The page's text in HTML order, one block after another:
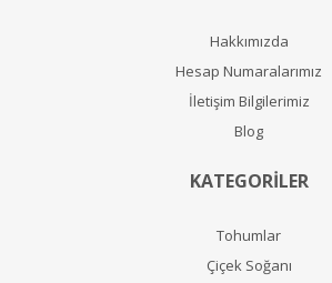
Hakkımızda
Hesap Numaralarımız
İletişim Bilgilerimiz
Blog
KATEGORİLER
Tohumlar
Çiçek Soğanı